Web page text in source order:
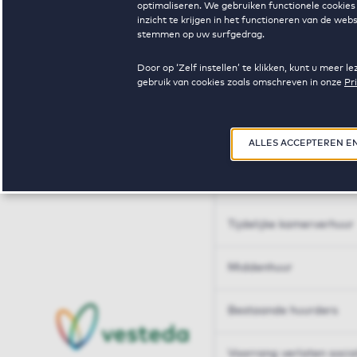
optimaliseren. We gebruiken functionele
inzicht te krijgen in het functioneren van de
stemmen op uw surfgedrag.
Door op ‘Zelf instellen’ te klikken, kunt u meer
gebruik van cookies zoals omschreven in onze
ALLES ACCEPTEREN
Huren op maat
Tijdelijke kamerverhuur
Middenhuur
Bestaande huurders
Voorrang verlaten